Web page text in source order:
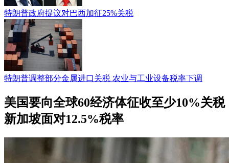
特朗普政府提议对巴西加征25%关税
特朗普调整部分金属进口关税 农业与工业设备税率下调
美国要向全球60经济体征收至少10%关税
新加坡面对12.5%税率